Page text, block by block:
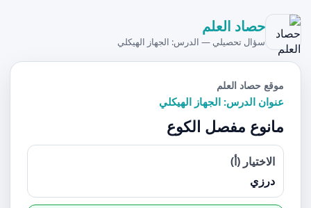
حصاد العلم
سؤال تحصيلي — الدرس: الجهاز الهيكلي
موقع حصاد العلم
عنوان الدرس: الجهاز الهيكلي
مانوع مفصل الكوع
الاختيار (أ)
درزي